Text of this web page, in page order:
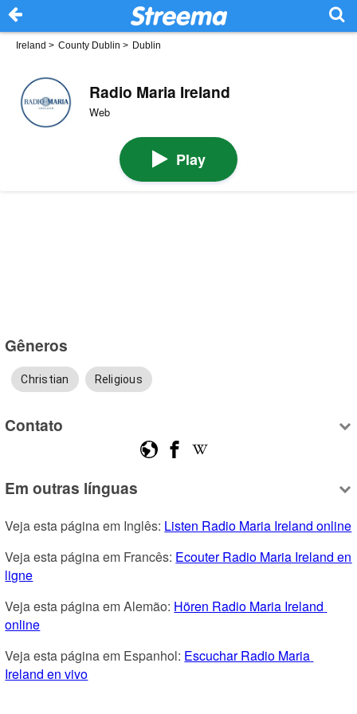
Ireland > County Dublin > Dublin
Radio Maria Ireland
Web
Play
Gêneros
Christian Religious
Contato
Em outras línguas
Veja esta página em Inglês: Listen Radio Maria Ireland online
Veja esta página em Francês: Ecouter Radio Maria Ireland en
ligne
Veja esta página em Alemão: Hören Radio Maria Ireland
online
Veja esta página em Espanhol: Escuchar Radio Maria
Ireland en vivo